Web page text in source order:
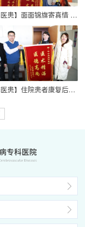
【温馨医患】面面锦旗寄真情 优质服务暖人心——冠二科医生喜获锦旗
【温馨医患】住院患者康复后给医院赠送锦旗